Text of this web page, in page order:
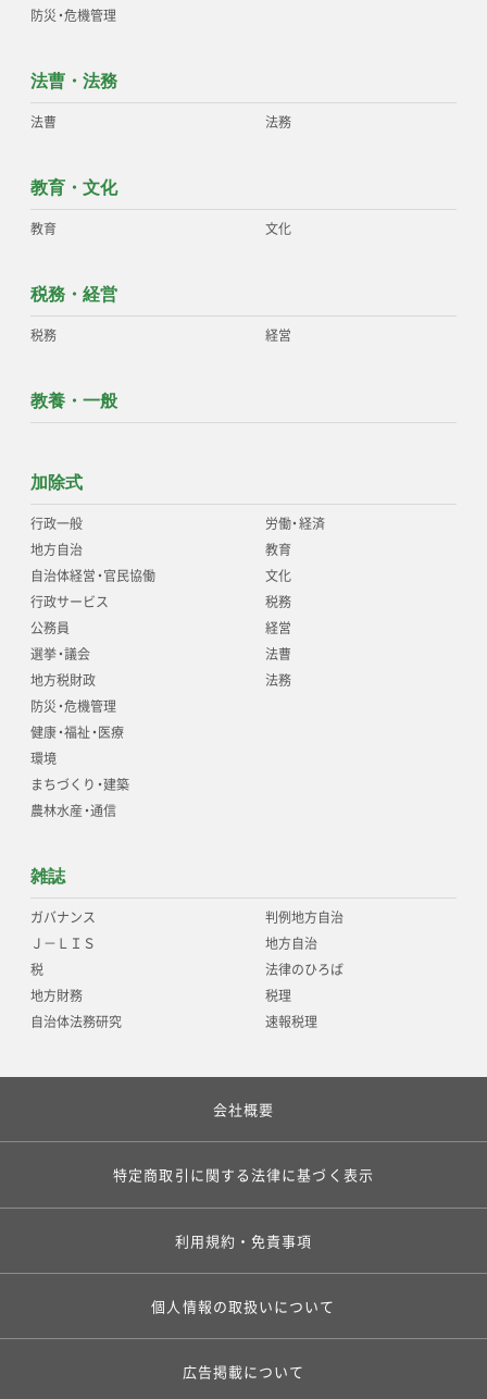
防災・危機管理
法曹・法務
法曹 法務
教育・文化
教育 文化
税務・経営
税務 経営
教養・一般
加除式
行政一般
地方自治
自治体経営・官民協働
行政サービス
公務員
選挙・議会
地方税財政
防災・危機管理
健康・福祉・医療
環境
まちづくり・建築
農林水産・通信
労働・経済
教育
文化
税務
経営
法曹
法務
雑誌
ガバナンス
Ｊ－ＬＩＳ
税
地方財務
自治体法務研究
判例地方自治
地方自治
法律のひろば
税理
速報税理
会社概要
特定商取引に関する法律に基づく表示
利用規約・免責事項
個人情報の取扱いについて
広告掲載について